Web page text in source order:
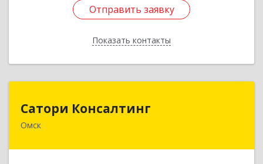
Отправить заявку
Показать контакты
Отправить заявку
Назад
Сатори Консалтинг
Омск644070, Омская обл, Омск г, Лермонтова ул,